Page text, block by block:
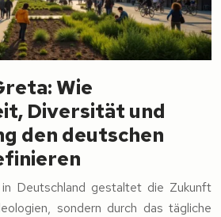
Wie
Diversität und
den deutschen
Deutschland gestaltet die Zukunft
sondern durch das tägliche